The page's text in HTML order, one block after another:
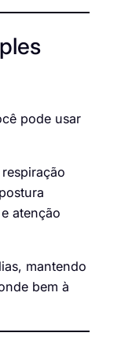
pode usar
atenção
mantendo
bem à